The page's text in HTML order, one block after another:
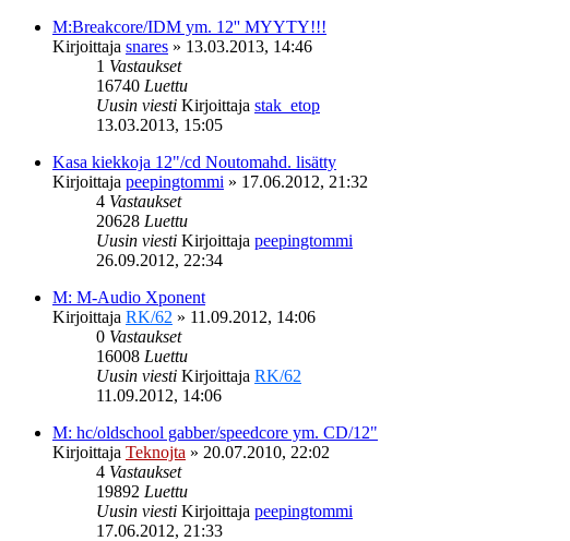
M:Breakcore/IDM ym. 12'' MYYTY!!!
Kirjoittaja snares » 13.03.2013, 14:46
1 Vastaukset
16740 Luettu
Uusin viesti Kirjoittaja stak_etop
13.03.2013, 15:05
Kasa kiekkoja 12"/cd Noutomahd. lisätty
Kirjoittaja peepingtommi » 17.06.2012, 21:32
4 Vastaukset
20628 Luettu
Uusin viesti Kirjoittaja peepingtommi
26.09.2012, 22:34
M: M-Audio Xponent
Kirjoittaja RK/62 » 11.09.2012, 14:06
0 Vastaukset
16008 Luettu
Uusin viesti Kirjoittaja RK/62
11.09.2012, 14:06
M: hc/oldschool gabber/speedcore ym. CD/12"
Kirjoittaja Teknojta » 20.07.2010, 22:02
4 Vastaukset
19892 Luettu
Uusin viesti Kirjoittaja peepingtommi
17.06.2012, 21:33